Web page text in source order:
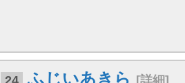
24 ふじいあきら [詳細]